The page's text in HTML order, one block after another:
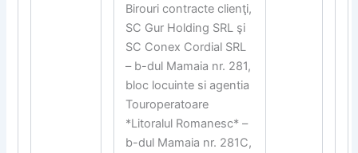
Birouri contracte clienţi,
SC Gur Holding SRL şi
SC Conex Cordial SRL
– b-dul Mamaia nr. 281,
bloc locuinte si agentia
Touroperatoare
*Litoralul Romanesc* –
b-dul Mamaia nr. 281C,